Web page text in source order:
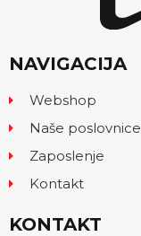
NAVIGACIJA
Webshop
Naše poslovnice
Zaposlenje
Kontakt
KONTAKT